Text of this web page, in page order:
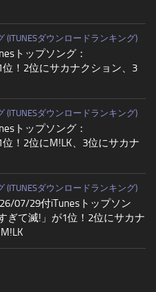
(ITUNESダウンロードランキング)
トップソング：
位！2位にサカナクション、3
(ITUNESダウンロードランキング)
トップソング：
位！2位にM!LK、3位にサカナ
(ITUNESダウンロードランキング)
07/29付iTunesトップソン
ぎて滅!」が1位！2位にサカナ